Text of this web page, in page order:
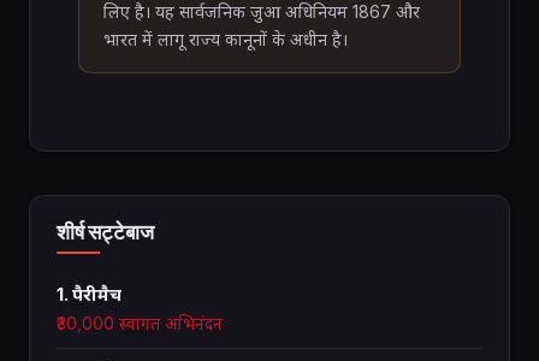
लिए है। यह सार्वजनिक जुआ अधिनियम 1867 और
भारत में लागू राज्य कानूनों के अधीन है।
शीर्ष सट्टेबाज
1. पैरीमैच
₹30,000 स्वागत अभिनंदन